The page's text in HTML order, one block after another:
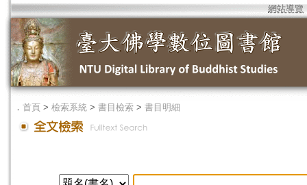
網站導覽
． 首頁 > 檢索系統 > 書目檢索 > 書目明細